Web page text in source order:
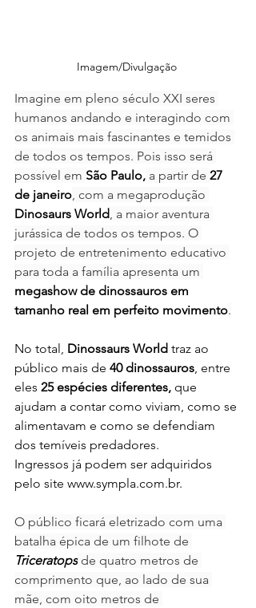
Imagem/Divulgação
Imagine em pleno século XXI seres
humanos andando e interagindo com
os animais mais fascinantes e temidos
de todos os tempos. Pois isso será
possível em São Paulo, a partir de 27
de janeiro, com a megaprodução
Dinosaurs World, a maior aventura
jurássica de todos os tempos. O
projeto de entretenimento educativo
para toda a família apresenta um
megashow de dinossauros em
tamanho real em perfeito movimento.
No total, Dinossaurs World traz ao
público mais de 40 dinossauros, entre
eles 25 espécies diferentes, que
ajudam a contar como viviam, como se
alimentavam e como se defendiam
dos temíveis predadores.
Ingressos já podem ser adquiridos
pelo site www.sympla.com.br.
O público ficará eletrizado com uma
batalha épica de um filhote de
Triceratops de quatro metros de
comprimento que, ao lado de sua
mãe, com oito metros de